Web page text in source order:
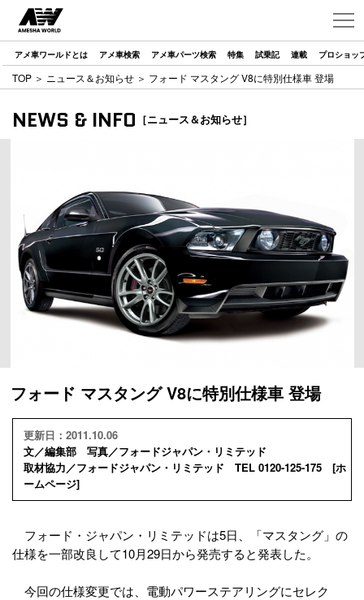
アメ車ワールドとは アメ車検索 アメ車パーツ検索 特集 試乗記 連載 プロショッ
TOP ＞ ニュース＆お知らせ ＞ フォード マスタング V8に特別仕様車 登場
NEWS & INFO ［ニュース＆お知らせ］
フォード マスタング V8に特別仕様車 登場
更新日：2011.10.06
文／編集部 写真／フォードジャパン・リミテッド
取材協力／フォードジャパン・リミテッド TEL 0120-125-175 [ホ
ームページ]
フォード・ジャパン・リミテッドは5日、「マスタング」の
仕様を一部改良して10月29日から発売すると発表した。
今回の仕様変更では、電動パワーステアリングにセレク